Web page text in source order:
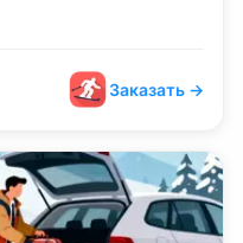
Заказать →